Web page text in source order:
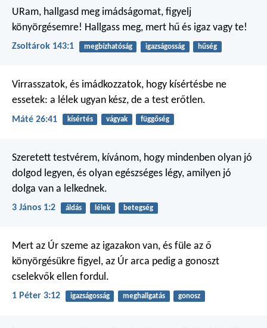
URam, hallgasd megimádságomat, figyelj
könyörgésemre! Hallgass meg, mert hű és igaz vagy te!
Zsoltárok 143:1 megbízhatóság igazságosság hűség
Virrasszatok, és imádkozzatok, hogy kísértésbe ne
essetek: a lélek ugyan kész, de a test erőtlen.
Máté 26:41 kísértés vágyak függőség
Szeretett testvérem, kívánom, hogy mindenben olyan jó
dolgod legyen, és olyan egészséges légy, amilyen jó
dolga van a lelkednek.
3 János 1:2 áldás lélek betegség
Mert az Úr szeme az igazakon van, és füle az ő
könyörgésükre figyel, az Úr arca pedig a gonoszt
cselekvők ellen fordul.
1 Péter 3:12 igazságosság meghallgatás gonosz